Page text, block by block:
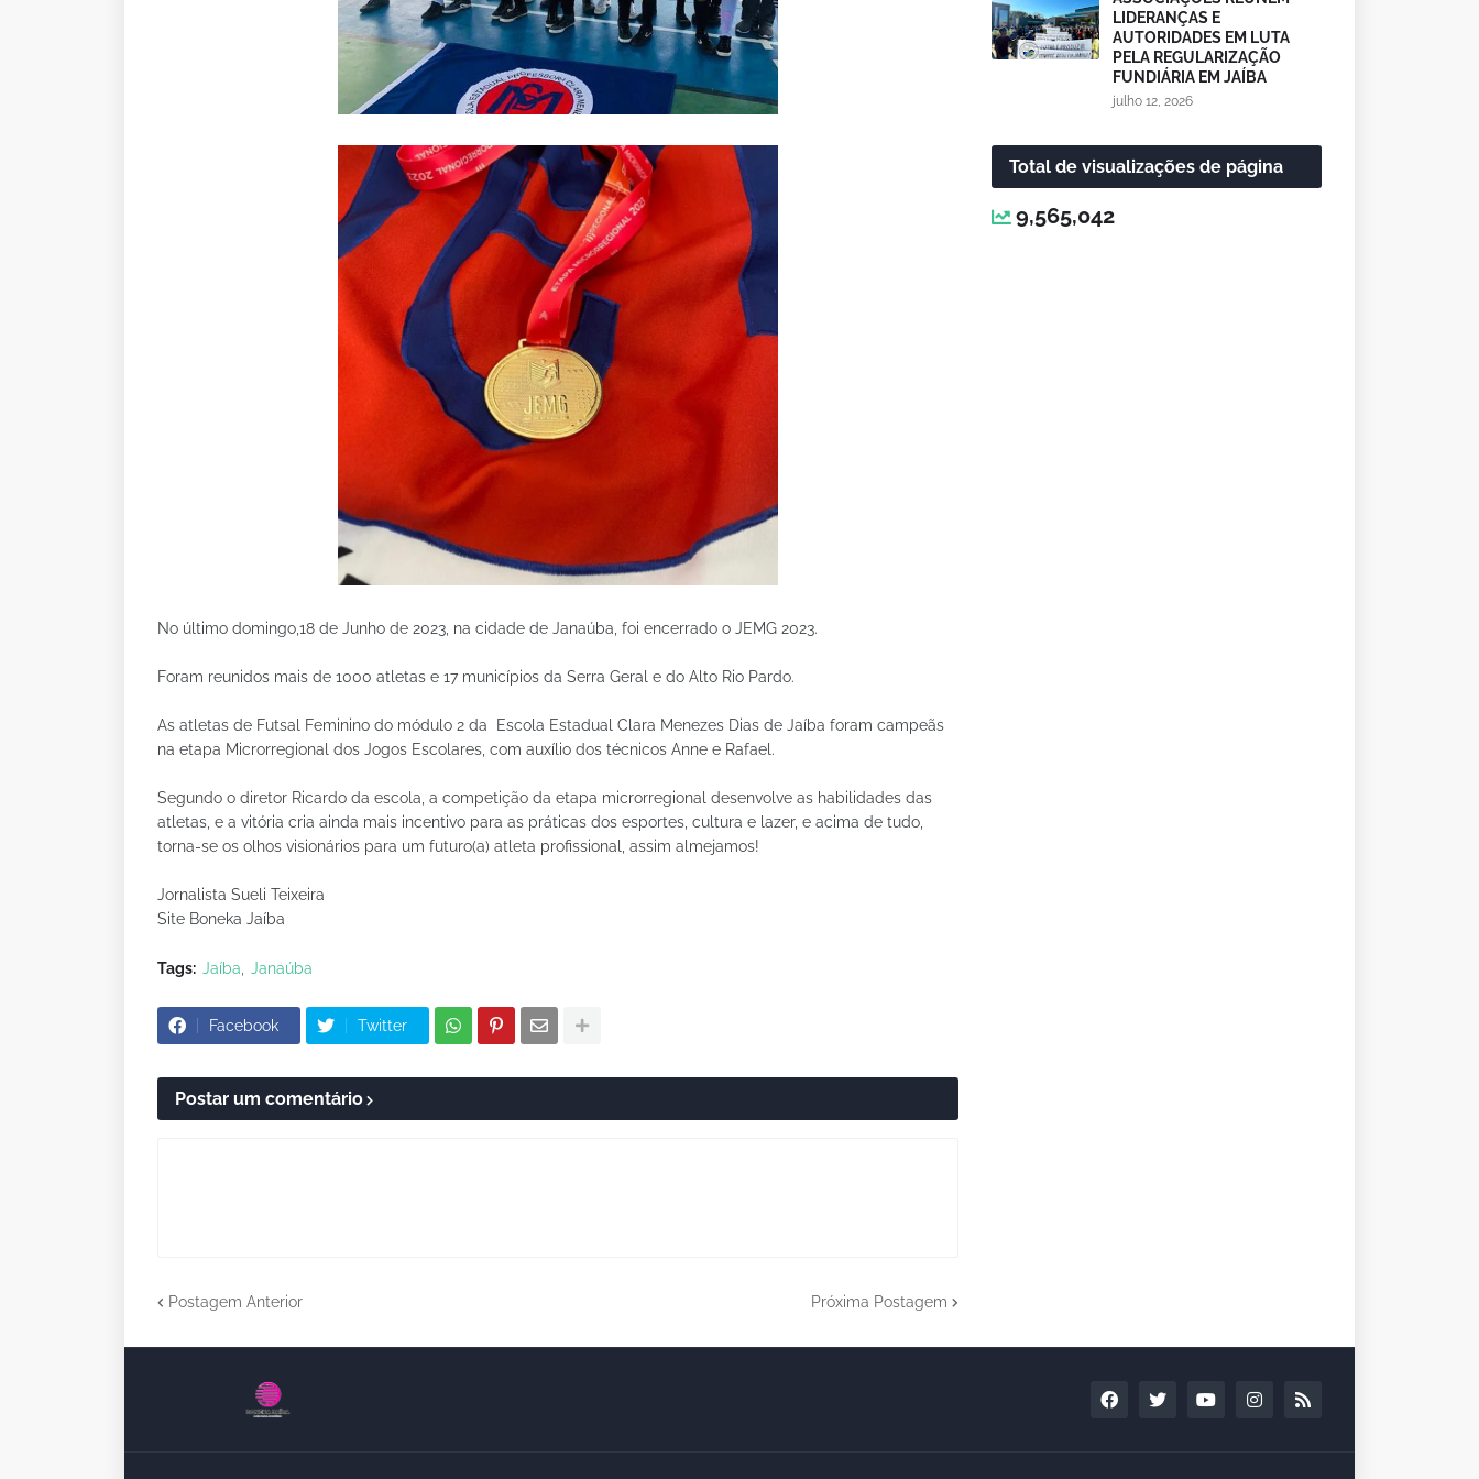
No último domingo,18 de Junho de 2023, na cidade de Janaúba, foi encerrado o JEMG 2023.
Foram reunidos mais de 1000 atletas e 17 municípios da Serra Geral e do Alto Rio Pardo.
As atletas de Futsal Feminino do módulo 2 da Escola Estadual Clara Menezes Dias de Jaíba foram campeãs
na etapa Microrregional dos Jogos Escolares, com auxílio dos técnicos Anne e Rafael.
Segundo o diretor Ricardo da escola, a competição da etapa microrregional desenvolve as habilidades das
atletas, e a vitória cria ainda mais incentivo para as práticas dos esportes, cultura e lazer, e acima de tudo,
torna-se os olhos visionários para um futuro(a) atleta profissional, assim almejamos!
Jornalista Sueli Teixeira
Site Boneka Jaíba
Tags: Jaíba Janaúba
Facebook Twitter
Postar um comentário
Postagem Anterior Próxima Postagem
LIDERANÇAS E
AUTORIDADES EM LUTA
PELA REGULARIZAÇÃO
FUNDIÁRIA EM JAÍBA
julho 12, 2026
Total de visualizações de página
9,565,042